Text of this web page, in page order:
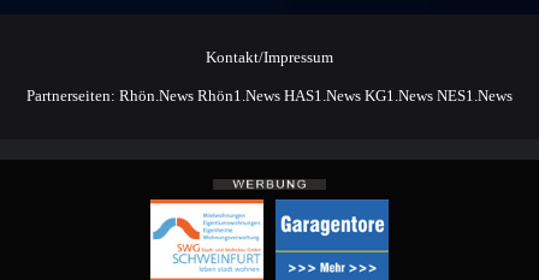
Kontakt/Impressum
Partnerseiten: Rhön.News Rhön1.News HAS1.News KG1.News NES1.News